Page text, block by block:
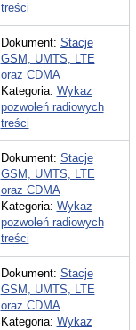
treści
Dokument: Stacje
GSM, UMTS, LTE
oraz CDMA
Kategoria: Wykaz
pozwoleń radiowych
treści
Dokument: Stacje
GSM, UMTS, LTE
oraz CDMA
Kategoria: Wykaz
pozwoleń radiowych
treści
Dokument: Stacje
GSM, UMTS, LTE
oraz CDMA
Kategoria: Wykaz